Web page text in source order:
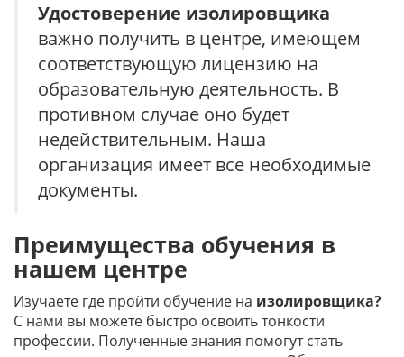
Удостоверение изолировщика
важно получить в центре, имеющем
соответствующую лицензию на
образовательную деятельность. В
противном случае оно будет
недействительным. Наша
организация имеет все необходимые
документы.
Преимущества обучения в
нашем центре
Изучаете где пройти обучение на изолировщика?
С нами вы можете быстро освоить тонкости
профессии. Полученные знания помогут стать